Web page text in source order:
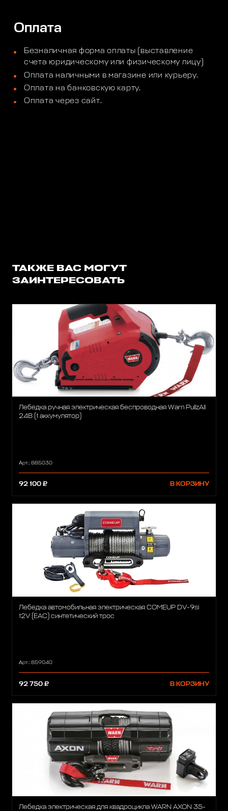
Оплата
Безналичная форма оплаты (выставление
счета юридическому или физическому лицу)
Оплата наличными в магазине или курьеру.
Оплата на банковскую карту.
Оплата через сайт.
ТАКЖЕ ВАС МОГУТ
ЗАИНТЕРЕСОВАТЬ
Лебедка ручная электрическая беспроводная Warn PullzAll
24B (1 аккумулятор)
Арт.: 885030
92 100 ₽ В КОРЗИНУ
Лебедка автомобильная электрическая COMEUP DV-9si
12V (EAC) синтетический трос
Арт.: 859040
92 750 ₽ В КОРЗИНУ
Лебедка электрическая для квадроцикла WARN AXON 35-